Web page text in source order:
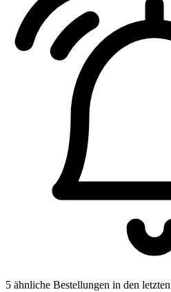
5 ähnliche Bestellungen in den